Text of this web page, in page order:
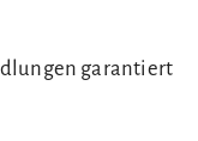
garantiert